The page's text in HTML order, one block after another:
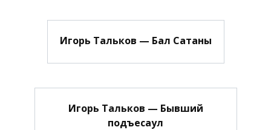
Игорь Тальков — Бал Сатаны
Игорь Тальков — Бывший
подъесаул